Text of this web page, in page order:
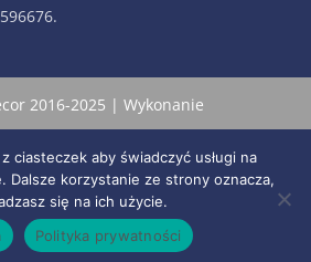
2016-2025 | Wykonanie
ciasteczek aby świadczyć usługi na
Dalsze korzystanie ze strony oznacza,
się na ich użycie.
Polityka prywatności